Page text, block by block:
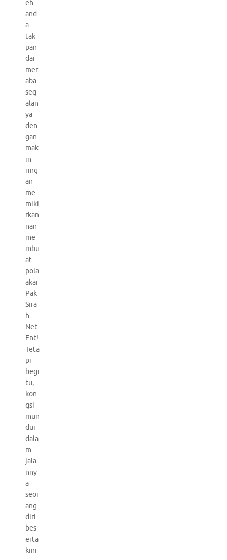
eh
and
a
tak
pan
dai
mer
aba
seg
alan
ya
den
gan
mak
in
ring
an
me
miki
rkan
nan
me
mbu
at
pola
akar
Pak
Sira
h –
Net
Ent!
Teta
pi
begi
tu,
kon
gsi
mun
dur
dala
m
jala
nny
a
seor
ang
diri
bes
erta
kini